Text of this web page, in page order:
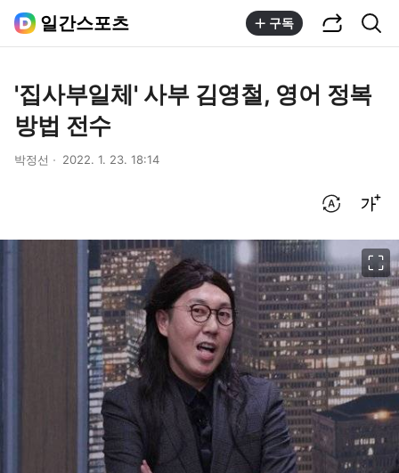
일간스포츠 구독
'집사부일체' 사부 김영철, 영어 정복
방법 전수
박정선 2022. 1. 23. 18:14